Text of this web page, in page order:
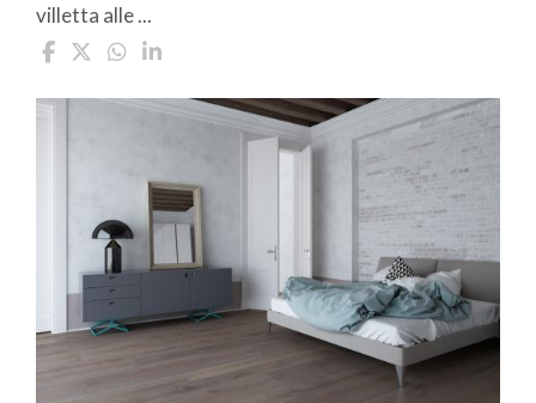
villetta alle ...